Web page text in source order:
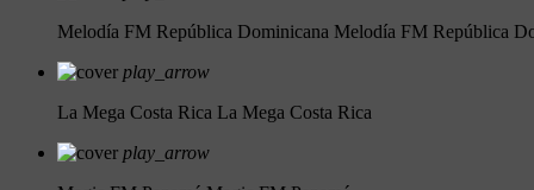
Melodía FM República Dominicana Melodía FM República
play_arrow
La Mega Costa Rica La Mega Costa Rica
play_arrow